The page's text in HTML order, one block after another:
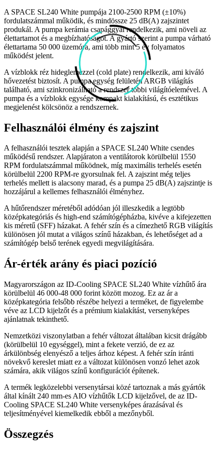
A SPACE SL240 White pumpája 2100-2500 RPM (±10%)
fordulatszámmal működik, és mindössze 25 dB(A) zajszintet
produkál. A pumpa kerámia csapággyal rendelkezik, ami növeli az
élettartamot és a megbízhatóságot. A gyártó szerint a pumpa várható
élettartama 50 000 üzemóra, ami több mint 5 év folyamatos
működést jelent.
A vízblokk réz hideglemezzel (cold plate) rendelkezik, ami kiváló
hővezetést biztosít. A pumpa egység felületén ARGB világítás
található, ami szinkronizálható a rendszer többi világítóelemével. A
pumpa és a vízblokk egysége kompakt kialakítású, és esztétikus
megjelenést kölcsönöz a rendszernek.
Felhasználói élmény és zajszint
A felhasználói tesztek alapján a SPACE SL240 White csendes
működésű rendszer. Alapjáraton a ventilátorok körülbelül 1550
RPM fordulatszámmal működnek, míg maximális terhelés esetén
körülbelül 2200 RPM-re gyorsulnak fel. A zajszint még teljes
terhelés mellett is alacsony marad, és a pumpa 25 dB(A) zajszintje is
hozzájárul a kellemes felhasználói élményhez.
A hűtőrendszer méretéből adódóan jól illeszkedik a legtöbb
középkategóriás és high-end számítógépházba, kivéve a kifejezetten
kis méretű (SFF) házakat. A fehér szín és a címezhető RGB világítás
különösen jól mutat a világos színű házakban, és lehetőséget ad a
számítógép belső terének egyedi megvilágítására.
Ár-érték arány és piaci pozíció
Magyarországon az ID-Cooling SPACE SL240 White vízhűtő ára
körülbelül 46 000-48 000 forint között mozog. Ez az ár a
középkategória felsőbb részébe helyezi a terméket, de figyelembe
véve az LCD kijelzőt és a prémium kialakítást, versenyképes
ajánlatnak tekinthető.
Nemzetközi viszonylatban a fehér változat általában kicsit drágább
(körülbelül 10 egységgel), mint a fekete verzió, de ez az
árkülönbség elenyésző a teljes árhoz képest. A fehér szín iránti
növekvő kereslet miatt ez a változat különösen vonzó lehet azok
számára, akik világos színű konfigurációt építenek.
A termék legközelebbi versenytársai közé tartoznak a más gyártók
által kínált 240 mm-es AIO vízhűtők LCD kijelzővel, de az ID-
Cooling SPACE SL240 White versenyképes árazásával és
teljesítményével kiemelkedik ebből a mezőnyből.
Összegzés